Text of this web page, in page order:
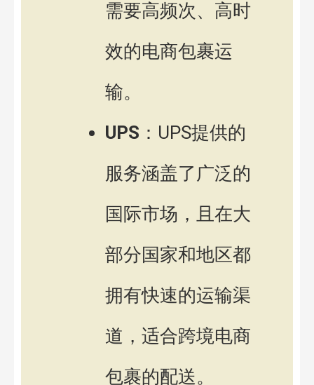
需要高频次、高时
效的电商包裹运
输。
UPS ：UPS提供的
服务涵盖了广泛的
国际市场，且在大
部分国家和地区都
拥有快速的运输渠
道，适合跨境电商
包裹的配送。